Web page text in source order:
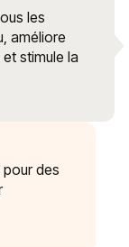
les
améliore
stimule la
des